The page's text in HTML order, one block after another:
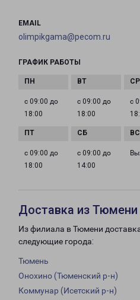
EMAIL
olimpikgama@pecom.ru
ГРАФИК РАБОТЫ
с 09:00 до
18:00
с 09:00 до
18:00
с
с 09:00 до
18:00
с 09:00 до
14:00
Доставка из Тюмени
Из филиала в Тюмени
следующие города:
Тюмень
Онохино (Тюменский р-н)
Коммунар (Исетский р-н)